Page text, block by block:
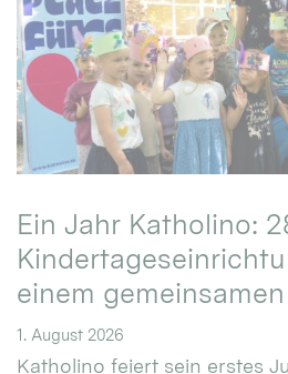
Ein Jahr Katholino:
einem
1. August 2026
Katholino feiert sein erstes